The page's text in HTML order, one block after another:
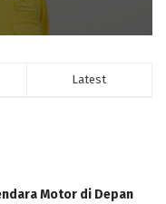
Latest
Motor di Depan